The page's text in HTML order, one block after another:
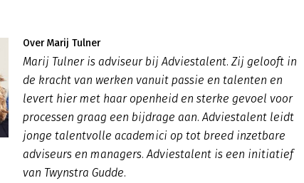
Over Marij Tulner
Marij Tulner is adviseur bij Adviestalent. Zij gelooft in
de kracht van werken vanuit passie en talenten en
levert hier met haar openheid en sterke gevoel voor
processen graag een bijdrage aan. Adviestalent leidt
jonge talentvolle academici op tot breed inzetbare
adviseurs en managers. Adviestalent is een initiatief
van Twynstra Gudde.